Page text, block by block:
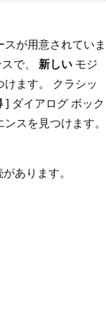
が用意されていま
で、 新しい モジ
ます。 クラシッ
] ダイアログ ボック
スを見つけます。
あります。